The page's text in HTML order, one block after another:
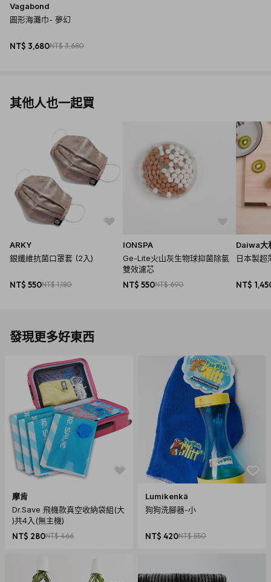
Vagabond
圓形海灘巾- 夢幻
NT$ 3,680NT$ 3,680
其他人也一起買
ARKY
銀纖維抗菌口罩套 (2入)
NT$ 550NT$ 1,180
IONSPA
Ge-Lite火山灰生物球抑菌除氯
雙效濾芯
NT$ 550NT$ 690
Daiwa大
日本製超
NT$
發現更多好東西
摩肯
Dr.Save 飛機款真空收納袋組(大
)共4入(無主機)
NT$ 280NT$ 466
Lumikenkä
狗狗洗腳器-小
NT$ 420NT$ 550